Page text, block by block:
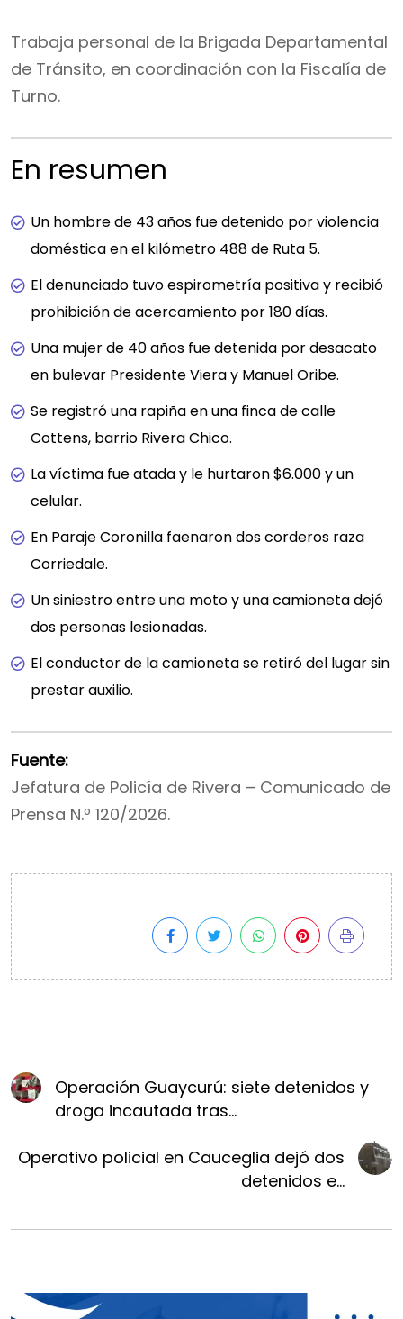
Trabaja personal de la Brigada Departamental
de Tránsito, en coordinación con la Fiscalía de
Turno.
En resumen
Un hombre de 43 años fue detenido por violencia
doméstica en el kilómetro 488 de Ruta 5.
El denunciado tuvo espirometría positiva y recibió
prohibición de acercamiento por 180 días.
Una mujer de 40 años fue detenida por desacato
en bulevar Presidente Viera y Manuel Oribe.
Se registró una rapiña en una finca de calle
Cottens, barrio Rivera Chico.
La víctima fue atada y le hurtaron $6.000 y un
celular.
En Paraje Coronilla faenaron dos corderos raza
Corriedale.
Un siniestro entre una moto y una camioneta dejó
dos personas lesionadas.
El conductor de la camioneta se retiró del lugar sin
prestar auxilio.
Fuente:
Jefatura de Policía de Rivera – Comunicado de
Prensa N.º 120/2026.
Operación Guaycurú: siete detenidos y
droga incautada tras...
Operativo policial en Cauceglia dejó dos
detenidos e...